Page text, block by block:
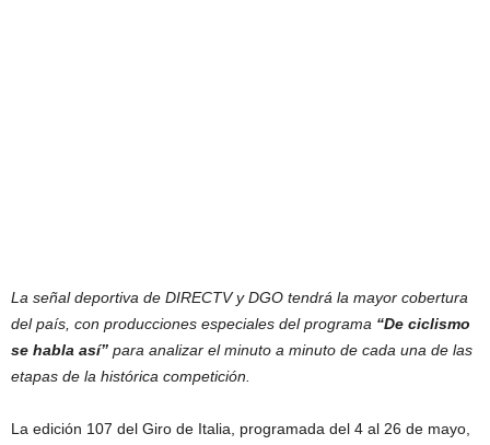
La señal deportiva de DIRECTV y DGO tendrá la mayor cobertura
del país, con producciones especiales del programa “De ciclismo
se habla así” para analizar el minuto a minuto de cada una de las
etapas de la histórica competición.
La edición 107 del Giro de Italia, programada del 4 al 26 de mayo,